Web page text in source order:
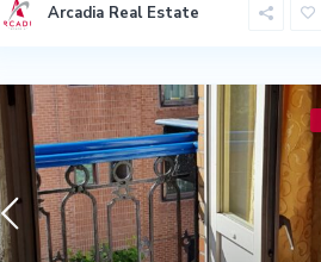
Arcadia Real Estate